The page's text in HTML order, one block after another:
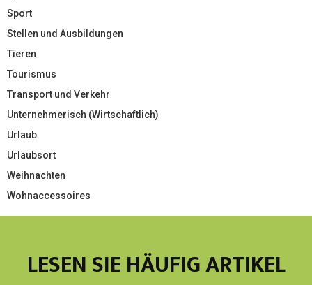
Sport
Stellen und Ausbildungen
Tieren
Tourismus
Transport und Verkehr
Unternehmerisch (Wirtschaftlich)
Urlaub
Urlaubsort
Weihnachten
Wohnaccessoires
LESEN SIE HÄUFIG ARTIKEL